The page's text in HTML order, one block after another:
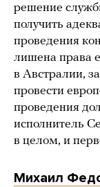
решение
получить
проведения
лишена права
в Австралии,
провести
проведения
исполнитель
в целом, и
Михаил